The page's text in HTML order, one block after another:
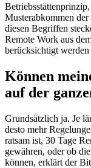
Musterabkommen
diesen Begriffen
Remote Work aus
berücksichtigt werden
Können
auf der
Grundsätzlich ja. Je
desto mehr
ratsam ist, 30 Tage
gewähren, oder ob
können, erklärt der